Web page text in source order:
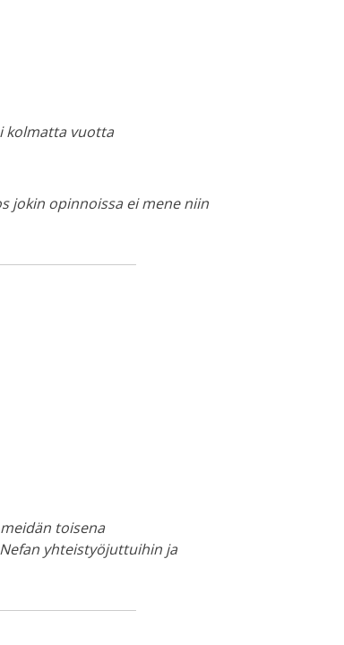
kolmatta vuotta
jokin opinnoissa ei mene niin
toisena
yhteistyöjuttuihin ja